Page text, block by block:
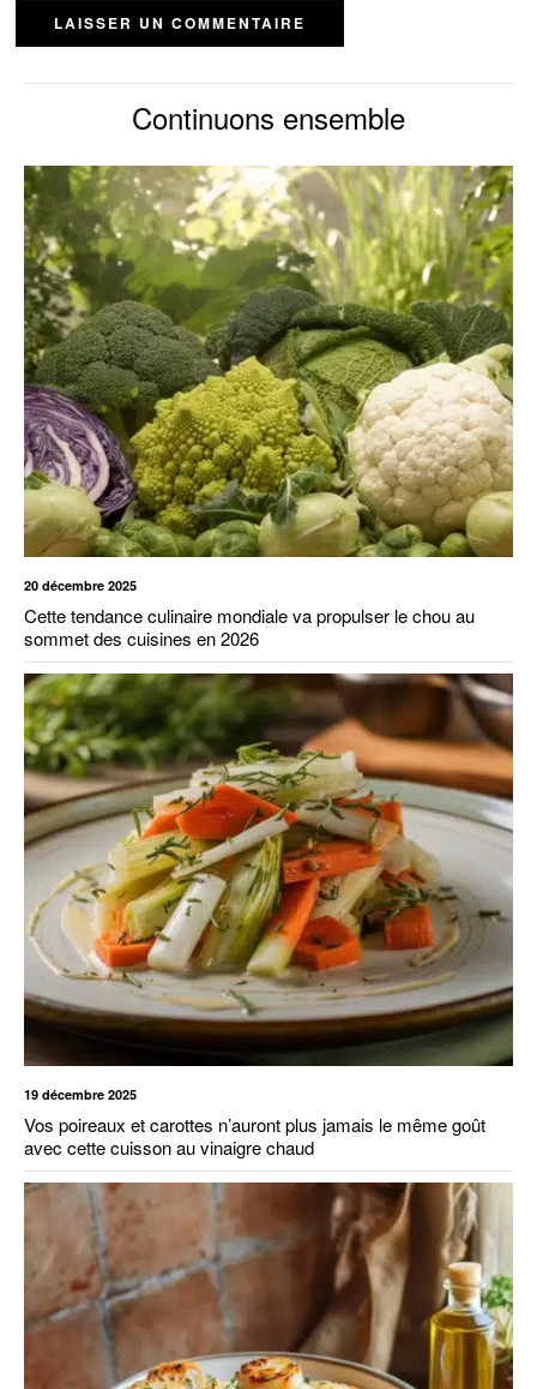
Continuons ensemble
20 décembre 2025
Cette tendance culinaire mondiale va propulser le chou au
sommet des cuisines en 2026
19 décembre 2025
Vos poireaux et carottes n’auront plus jamais le même goût
avec cette cuisson au vinaigre chaud